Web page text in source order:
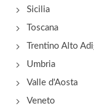
Sicilia
Toscana
Trentino Alto
Umbria
Valle d'Aosta
Veneto